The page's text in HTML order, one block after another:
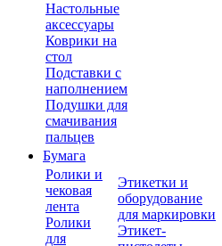
Настольные
аксессуары
Коврики на
стол
Подставки с
наполнением
Подушки для
смачивания
пальцев
Бумага
Ролики и
чековая
лента
Ролики
для
Этикетки и
оборудование
для маркировки
Этикет-